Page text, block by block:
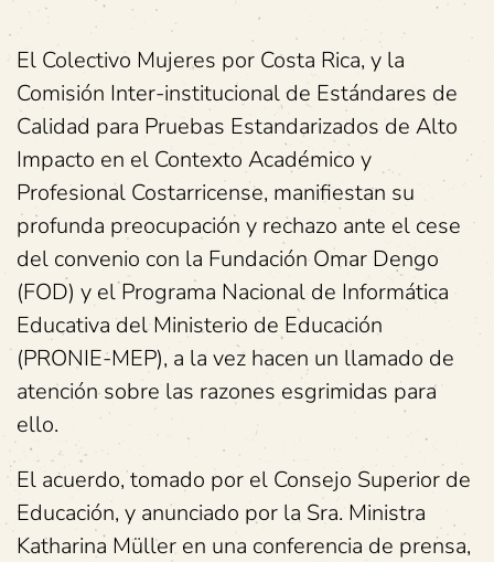
El Colectivo Mujeres por Costa Rica, y la
Comisión Inter-institucional de Estándares de
Calidad para Pruebas Estandarizados de Alto
Impacto en el Contexto Académico y
Profesional Costarricense, manifiestan su
profunda preocupación y rechazo ante el cese
del convenio con la Fundación Omar Dengo
(FOD) y el Programa Nacional de Informática
Educativa del Ministerio de Educación
(PRONIE-MEP), a la vez hacen un llamado de
atención sobre las razones esgrimidas para
ello.
El acuerdo, tomado por el Consejo Superior de
Educación, y anunciado por la Sra. Ministra
Katharina Müller en una conferencia de prensa,